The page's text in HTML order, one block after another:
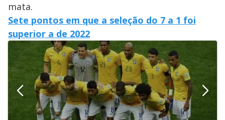
mata.
Sete pontos em que a seleção do 7 a 1 foi
superior a de 2022